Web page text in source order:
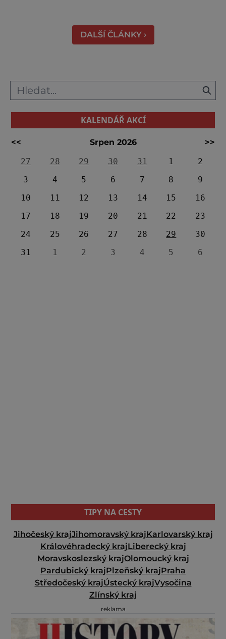
shromažďují statisíce zvířat. Více než 1,5
milionu pakoňů, dopDALŠÍ ČLÁNKY ›
KALENDÁŘ AKCÍ
<< Srpen 2026
>>
27
28 29 30 31 1
2
3
4 5 6 7 8
9
10
11 12 13 14 15
16
17
18 19 20 21 22
23
24
25 26 27 28 29
30
31
1 2 3 4 5 6
TIPY NA CESTY
Jihočeský krajJihomoravský krajKarlovarský kraj
Královéhradecký krajLiberecký kraj
Moravskoslezský krajOlomoucký kraj
Pardubický krajPlzeňský krajPraha
Středočeský krajÚstecký krajVysočina
Zlínský kraj
reklama